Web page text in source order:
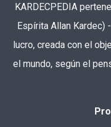
KARDECPEDIA
Espírita Allan Kardec)
lucro, creada con el
el mundo, según el